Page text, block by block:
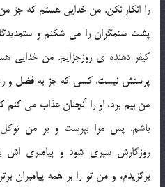
را انکار نکن. من خدايي هستم که
پشت ستمگران را مي شکنم و
کيفر دهنده ي روزجزايم. من
پرستش نيست. کسي که جز به فضل و
من بيم برد، او را آنچنان عذاب مي کنم
باشم. پس مرا بپرست و بر من
روزگارش سپري شود و پيامبري اش
برگزيدم، و من تو را بر همه پيامبران